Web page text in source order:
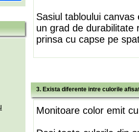
Sasiul tabloului
un grad de durabilitate
prinsa cu capse pe
3. Exista diferente intre culorile
Monitoare color emit